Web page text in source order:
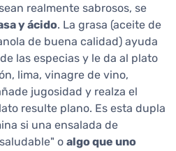
realmente sabrosos, se
y ácido. La grasa (aceite de
de buena calidad) ayuda
las especias y le da al plato
lima, vinagre de vino,
jugosidad y realza el
resulte plano. Es esta dupla
si una ensalada de
o algo que uno